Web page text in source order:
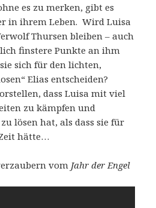
es zu merken, gibt es
in ihrem Leben. Wird Luisa
Thursen bleiben – auch
finstere Punkte an ihm
sich für den lichten,
Elias entscheiden?
dass Luisa mit viel
zu kämpfen und
lösen hat, als dass sie für
hätte…
vom Jahr der Engel